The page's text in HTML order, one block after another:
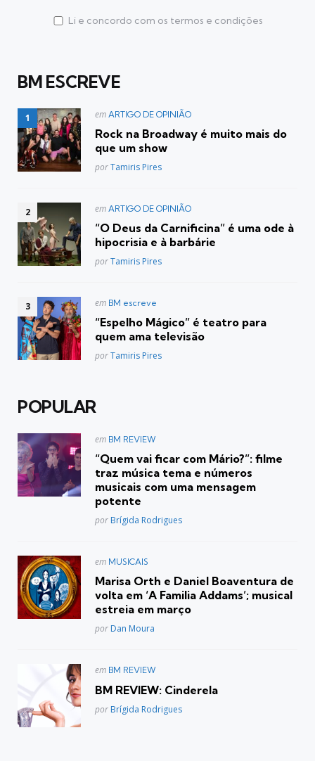
Li e concordo com os termos e condições
BM ESCREVE
Postado
em
em ARTIGO DE OPINIÃO
Rock na Broadway é muito mais do
que um show
Posted
porTamiris Pires
Postado
em
em ARTIGO DE OPINIÃO
“O Deus da Carnificina” é uma ode à
hipocrisia e à barbárie
Posted
porTamiris Pires
Postado
em
em BM escreve
“Espelho Mágico” é teatro para
quem ama televisão
Posted
porTamiris Pires
POPULAR
Postado
em
em BM REVIEW
“Quem vai ficar com Mário?”: filme
traz música tema e números
musicais com uma mensagem
potente
Posted
por Brígida Rodrigues
Postado
em
em MUSICAIS
Marisa Orth e Daniel Boaventura de
volta em ‘A Familia Addams’; musical
estreia em março
Posted
por Dan Moura
Postado
em BM REVIEW
BM REVIEW: Cinderela
Posted
por Brígida Rodrigues